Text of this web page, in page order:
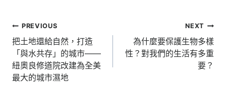
文
章
導
覽
PREVIOUS
把土地還給自然，打造
「與水共存」的城市——
紐奧良修道院改建為全美
最大的城市濕地
NEXT
為什麼要保護生物多樣
性？對我們的生活有多重
要？